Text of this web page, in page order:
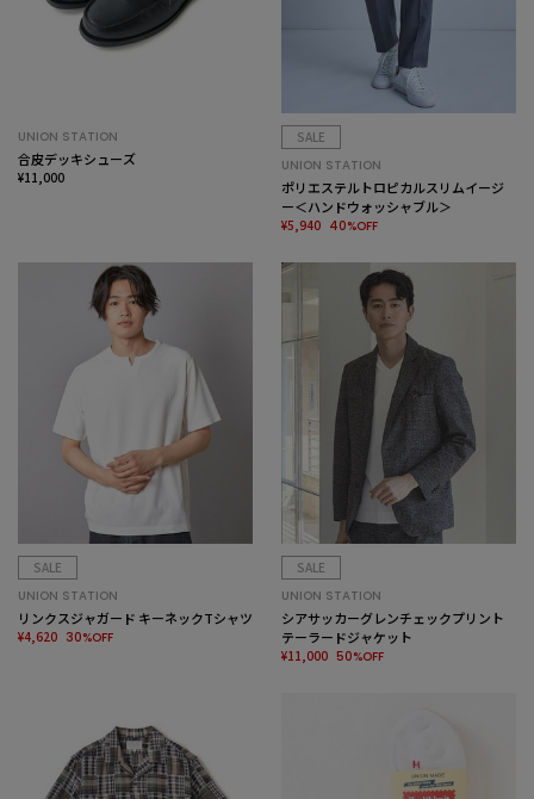
UNION STATION
合皮デッキシューズ
¥11,000
SALE
UNION STATION
ポリエステルトロピカルスリムイージ
ー＜ハンドウォッシャブル＞
¥5,940 40%OFF
SALE
UNION STATION
リンクスジャガード キーネックTシャツ
¥4,620 30%OFF
SALE
UNION STATION
シアサッカーグレンチェックプリント
テーラードジャケット
¥11,000 50%OFF